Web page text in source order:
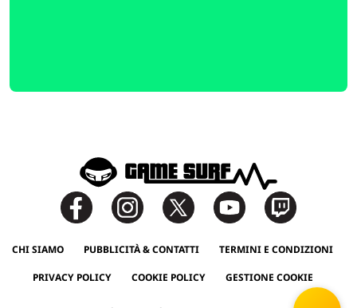
CHI SIAMO PUBBLICITÀ & CONTATTI TERMINI E CONDIZIONI
PRIVACY POLICY COOKIE POLICY GESTIONE COOKIE